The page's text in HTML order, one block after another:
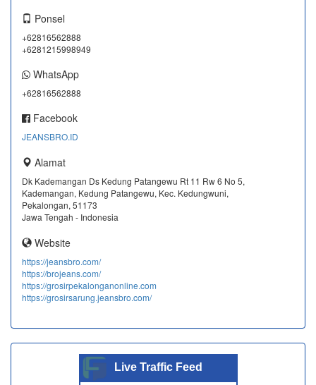
Ponsel
+62816562888
+6281215998949
WhatsApp
+62816562888
Facebook
JEANSBRO.ID
Alamat
Dk Kademangan Ds Kedung Patangewu Rt 11 Rw 6 No 5,
Kademangan, Kedung Patangewu, Kec. Kedungwuni,
Pekalongan, 51173
Jawa Tengah - Indonesia
Website
https://jeansbro.com/
https://brojeans.com/
https://grosirpekalonganonline.com
https://grosirsarung.jeansbro.com/
Live Traffic Feed